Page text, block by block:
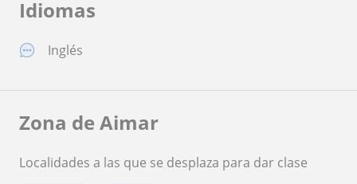
Idiomas
Inglés
Zona de Aimar
Localidades a las que se desplaza para dar clase